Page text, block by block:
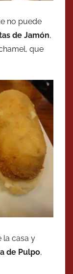
no puede
de Jamón,
que
la casa y
de Pulpo,